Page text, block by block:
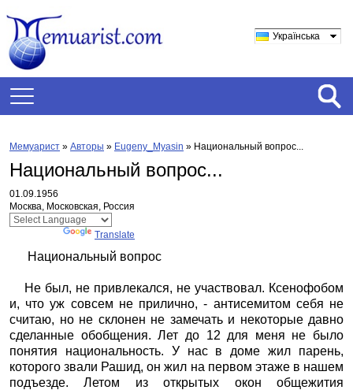
Українська
Мемуарист » Авторы » Eugeny_Myasin » Национальный вопрос...
Национальный вопрос...
01.09.1956
Москва, Московская, Россия
Translate
Национальный вопрос
Не был, не привлекался, не участвовал. Ксенофобом
и, что уж совсем не прилично, - антисемитом себя не
считаю, но не склонен не замечать и некоторые давно
сделанные обобщения. Лет до 12 для меня не было
понятия национальность. У нас в доме жил парень,
которого звали Рашид, он жил на первом этаже в нашем
подъезде. Летом из открытых окон общежития